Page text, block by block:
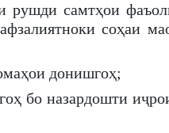
рушди самтҳои
соҳаи
донишгоҳ;
бо назардошти